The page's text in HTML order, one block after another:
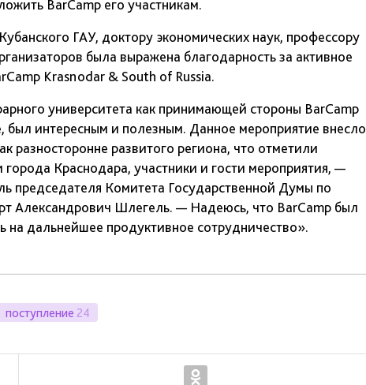
BarCamp его участникам.
ГАУ, доктору экономических наук, профессору
была выражена благодарность за активное
Krasnodar & South of Russia.
университета как принимающей стороны BarCamp
интересным и полезным. Данное мероприятие внесло
разносторонне развитого региона, что отметили
Краснодара, участники и гости мероприятия, —
председателя Комитета Государственной Думы по
Александрович Шлегель. — Надеюсь, что BarCamp был
дальнейшее продуктивное сотрудничество».
поступление 24